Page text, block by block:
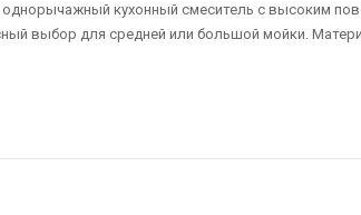
однорычажный кухонный смеситель с высоким
выбор для средней или большой мойки.